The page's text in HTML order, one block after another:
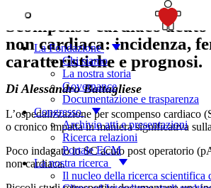
La Fondazione
Chi siamo
La nostra storia
Governance
Documentazione e trasparenza
Congresso
Archivio atti e presentazioni
Ricerca relazioni
Portale ECM
La nostra ricerca
Il nucleo della ricerca scientifica
Scompenso cardiaco
non cardiaca: incidenza,
caratteristiche e prognosi.
Di Alessandro Battagliese
L’ospedalizzazione per scompenso cardiaco
o cronico impatta in maniera significativa
Poco indagato lo SC acuto post operatorio
non cardiaca.